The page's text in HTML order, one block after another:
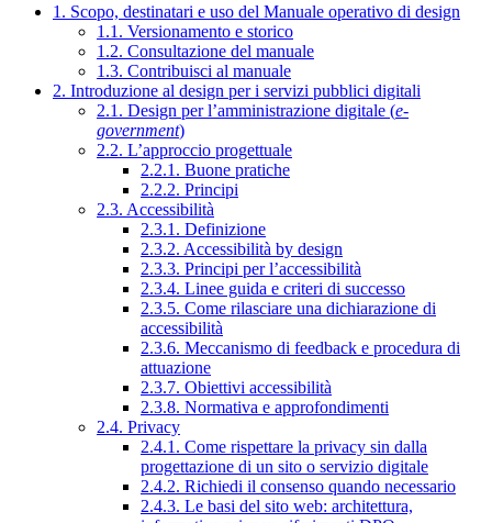
1. Scopo, destinatari e uso del Manuale operativo di design
1.1. Versionamento e storico
1.2. Consultazione del manuale
1.3. Contribuisci al manuale
2. Introduzione al design per i servizi pubblici digitali
2.1. Design per l’amministrazione digitale (e-
government)
2.2. L’approccio progettuale
2.2.1. Buone pratiche
2.2.2. Principi
2.3. Accessibilità
2.3.1. Definizione
2.3.2. Accessibilità by design
2.3.3. Principi per l’accessibilità
2.3.4. Linee guida e criteri di successo
2.3.5. Come rilasciare una dichiarazione di
accessibilità
2.3.6. Meccanismo di feedback e procedura di
attuazione
2.3.7. Obiettivi accessibilità
2.3.8. Normativa e approfondimenti
2.4. Privacy
2.4.1. Come rispettare la privacy sin dalla
progettazione di un sito o servizio digitale
2.4.2. Richiedi il consenso quando necessario
2.4.3. Le basi del sito web: architettura,